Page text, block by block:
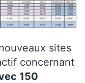
sites
concernant
150